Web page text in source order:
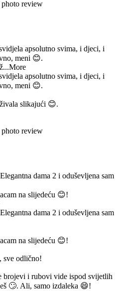
apsolutno svima, i djeci, i
meni 😊.
...More
apsolutno svima, i djeci, i
meni 😊.
slikajući 😊.
dama 2 i oduševljena sam
na slijedeću 😊!
dama 2 i oduševljena sam
na slijedeću 😊!
sve odlično!
brojevi i rubovi vide ispod svijetlih
🙄. Ali, samo izdaleka 😄!